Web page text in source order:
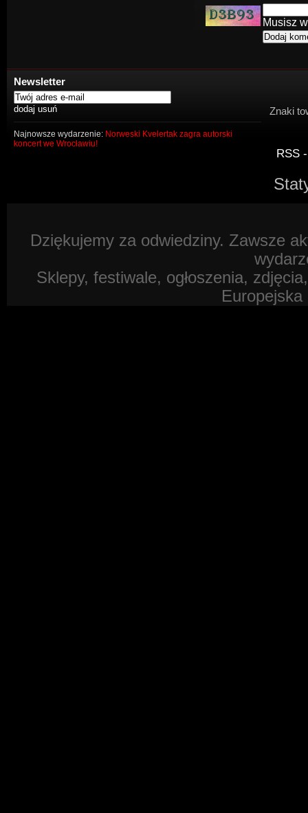
Musisz
Newsletter
Najnowsze wydarzenie: Norweski Kvelertak zagra autorski
koncert we Wrocławiu!
Znaki
RSS
Dziękujemy za odwiedziny. Zawsze
Sklepy, festiwale, ogłoszenia,